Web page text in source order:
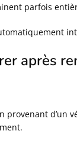
parfois
après
provenant d’un